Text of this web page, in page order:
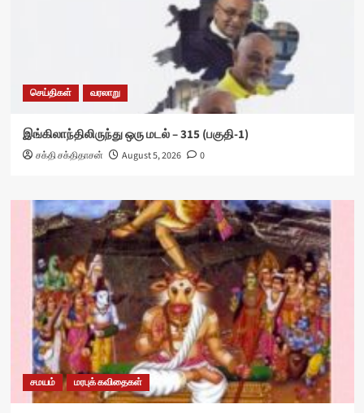
செய்திகள் வரலாறு
இங்கிலாந்திலிருந்து ஒரு மடல் – 315 (பகுதி-1)
சக்தி சக்திதாசன் August 5, 2026 0
சமயம் மரபுக் கவிதைகள்